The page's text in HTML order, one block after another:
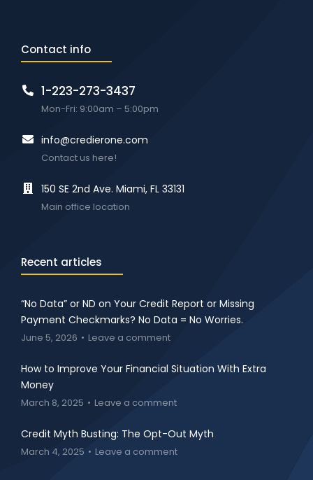
Contact info
1-223-273-3437
Mon-Fri: 9:00am – 5:00pm
info@credierone.com
Contact us here!
150 SE 2nd Ave. Miami, FL 33131
Main office location
Recent articles
“No Data” or ND on Your Credit Report or Missing
Payment Checkmarks? No Data = No Worries.
June 5, 2026 Leave a comment
How to Improve Your Financial Situation With Extra
Money
March 8, 2025 Leave a comment
Credit Myth Busting: The Opt-Out Myth
March 4, 2025 Leave a comment